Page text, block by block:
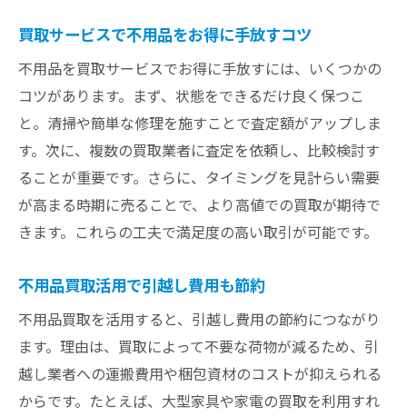
買取サービスで不用品をお得に手放すコツ
不用品を買取サービスでお得に手放すには、いくつかの
コツがあります。まず、状態をできるだけ良く保つこ
と。清掃や簡単な修理を施すことで査定額がアップしま
す。次に、複数の買取業者に査定を依頼し、比較検討す
ることが重要です。さらに、タイミングを見計らい需要
が高まる時期に売ることで、より高値での買取が期待で
きます。これらの工夫で満足度の高い取引が可能です。
不用品買取活用で引越し費用も節約
不用品買取を活用すると、引越し費用の節約につながり
ます。理由は、買取によって不要な荷物が減るため、引
越し業者への運搬費用や梱包資材のコストが抑えられる
からです。たとえば、大型家具や家電の買取を利用すれ